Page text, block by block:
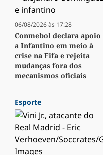
06/08/2026 às 17:28
Conmebol declara apoio
a Infantino em meio à
crise na Fifa e rejeita
mudanças fora dos
mecanismos oficiais
Esporte